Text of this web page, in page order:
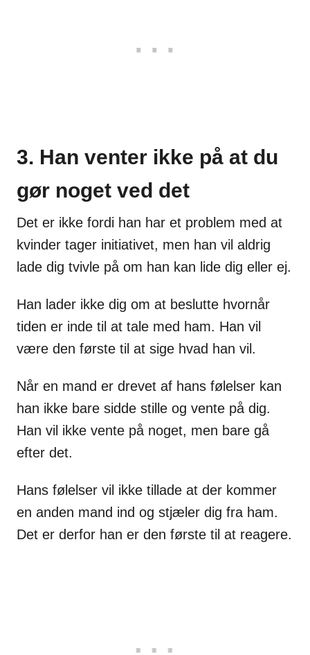
3. Han venter ikke på at du
gør noget ved det
Det er ikke fordi han har et problem med at
kvinder tager initiativet, men han vil aldrig
lade dig tvivle på om han kan lide dig eller ej.
Han lader ikke dig om at beslutte hvornår
tiden er inde til at tale med ham. Han vil
være den første til at sige hvad han vil.
Når en mand er drevet af hans følelser kan
han ikke bare sidde stille og vente på dig.
Han vil ikke vente på noget, men bare gå
efter det.
Hans følelser vil ikke tillade at der kommer
en anden mand ind og stjæler dig fra ham.
Det er derfor han er den første til at reagere.